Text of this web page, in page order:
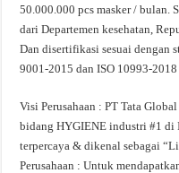
50.000.000 pcs masker /
dari Departemen kesehatan,
Dan disertifikasi sesuai dengan
9001-2015 dan ISO 10993-2018
Visi Perusahaan : PT Tata
bidang HYGIENE industri #1 di
terpercaya & dikenal sebagai
Perusahaan : Untuk